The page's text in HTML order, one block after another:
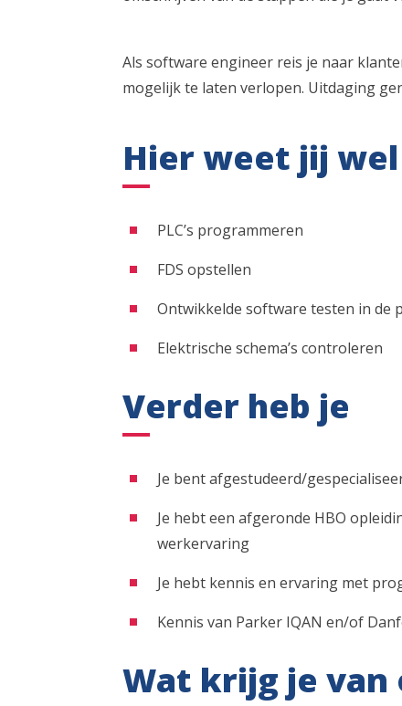
Als software engineer reis je naar
mogelijk te laten verlopen. Uitdaging
Hier weet jij
PLC’s programmeren
FDS opstellen
Ontwikkelde software testen in de
Elektrische schema’s controleren
Verder heb je
Je bent afgestudeerd/
Je hebt een afgeronde HBO
werkervaring
Je hebt kennis en ervaring met
Kennis van Parker IQAN en/of
Wat krijg je van